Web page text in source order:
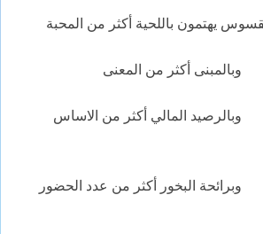
باللحية أكثر من المحبة
من المعنى
أكثر من الاساس
أكثر من عدد الحضور